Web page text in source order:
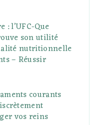
: l’UFC-Que
son utilité
nutritionnelle
– Réussir
courants
vos reins